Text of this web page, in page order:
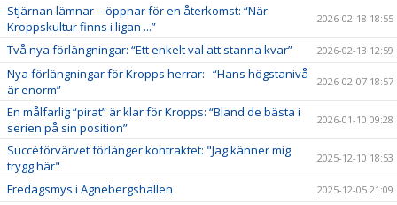
Stjärnan lämnar – öppnar för en återkomst: “När
Kroppskultur finns i ligan ...”
2026-02-18 18:55
Två nya förlängningar: “Ett enkelt val att stanna kvar” 2026-02-13 12:59
Nya förlängningar för Kropps herrar: “Hans högstanivå
är enorm”
2026-02-07 18:57
En målfarlig “pirat” är klar för Kropps: “Bland de bästa i
serien på sin position”
2026-01-10 09:28
Succéförvärvet förlänger kontraktet: "Jag känner mig
trygg här"
2025-12-10 18:53
Fredagsmys i Agnebergshallen 2025-12-05 21:09